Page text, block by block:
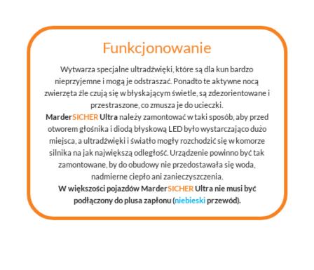
Funkcjonowanie
Wytwarza specjalne ultradźwięki, które są dla kun bardzo
nieprzyjemne i mogą je odstraszać. Ponadto te aktywne nocą
zwierzęta źle czują się w błyskającym świetle, są zdezorientowane i
przestraszone, co zmusza je do ucieczki.
MarderSICHERUltranależy zamontować w taki sposób, aby przed
otworem głośnika i diodą błyskową LED było wystarczająco dużo
miejsca, a ultradźwięki i światło mogły rozchodzić się w komorze
silnika na jak największą odległość. Urządzenie powinno być tak
zamontowane, by do obudowy nie przedostawała się woda,
nadmierne ciepło ani zanieczyszczenia.
W większości pojazdów MarderSICHERUltra nie musi być
podłączony do plusa zapłonu (niebieskiprzewód).